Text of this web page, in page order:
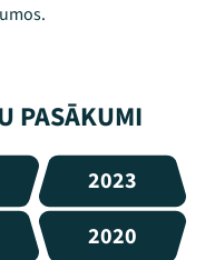
PASĀKUMI
2023
2020